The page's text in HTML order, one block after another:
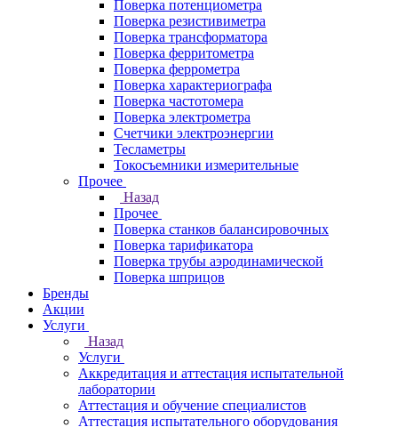
Поверка потенциометра
Поверка резистивиметра
Поверка трансформатора
Поверка ферритометра
Поверка феррометра
Поверка характериографа
Поверка частотомера
Поверка электрометра
Счетчики электроэнергии
Тесламетры
Токосъемники измерительные
Прочее
Назад
Прочее
Поверка станков балансировочных
Поверка тарификатора
Поверка трубы аэродинамической
Поверка шприцов
Бренды
Акции
Услуги
Назад
Услуги
Аккредитация и аттестация испытательной
лаборатории
Аттестация и обучение специалистов
Аттестация испытательного оборудования